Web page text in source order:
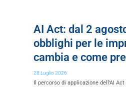
AI Act: dal 2
obblighi per le
cambia e come
28 Luglio 2026
Il percorso di applicazione dell'AI